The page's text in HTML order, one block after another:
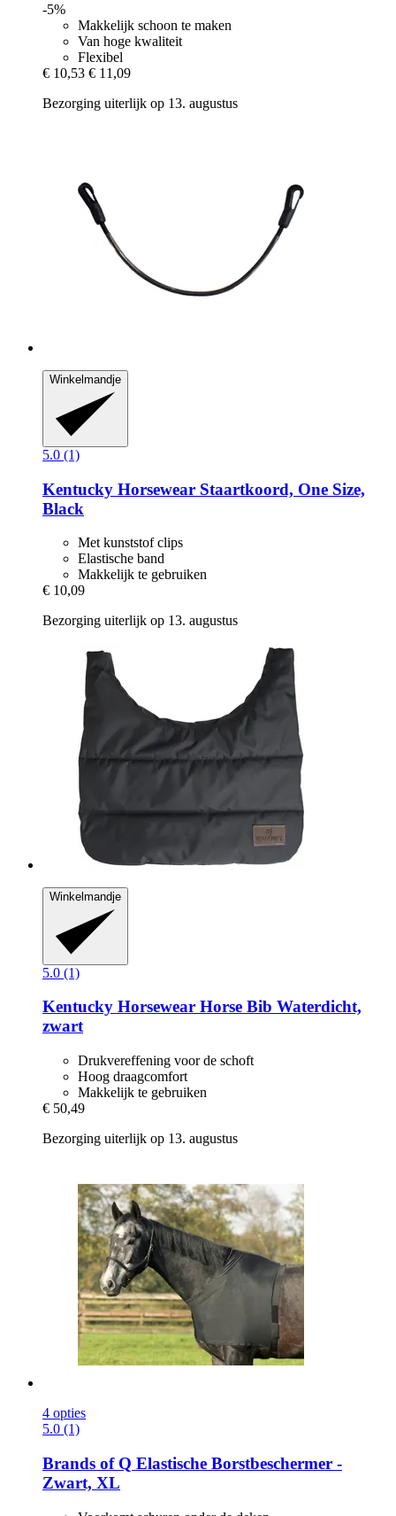
-5%
Makkelijk schoon te maken
Van hoge kwaliteit
Flexibel
€ 10,53 € 11,09
Bezorging uiterlijk op 13. augustus
Winkelmandje
5.0 (1)
Kentucky Horsewear Staartkoord, One Size,
Black
Met kunststof clips
Elastische band
Makkelijk te gebruiken
€ 10,09
Bezorging uiterlijk op 13. augustus
Winkelmandje
5.0 (1)
Kentucky Horsewear Horse Bib Waterdicht,
zwart
Drukvereffening voor de schoft
Hoog draagcomfort
Makkelijk te gebruiken
€ 50,49
Bezorging uiterlijk op 13. augustus
4 opties
5.0 (1)
Brands of Q Elastische Borstbeschermer -​
Zwart, XL